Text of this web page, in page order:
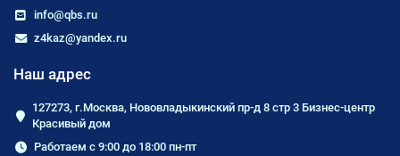
info@qbs.ru
z4kaz@yandex.ru
Наш адрес
127273, г.Москва, Нововладыкинский пр-д 8 стр 3 Бизнес-центр
Красивый дом
Работаем с 9:00 до 18:00 пн-пт